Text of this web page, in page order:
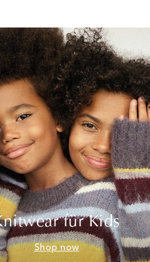
für Kids
Shop now